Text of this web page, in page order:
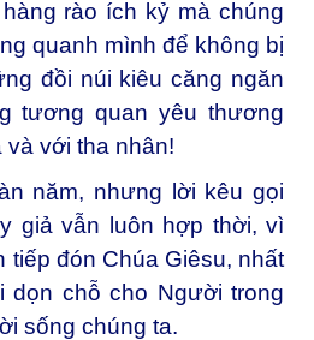
rào ích kỷ mà chúng
quanh mình để không bị
đồi núi kiêu căng ngăn
tương quan yêu thương
với tha nhân!
năm, nhưng lời kêu gọi
giả vẫn luôn hợp thời, vì
tiếp đón Chúa Giêsu, nhất
dọn chỗ cho Người trong
sống chúng ta.